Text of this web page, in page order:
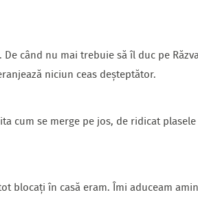
când nu mai trebuie să îl duc pe
niciun ceas deșteptător.
cum se merge pe jos, de ridicat
blocați în casă eram. Îmi aduceam